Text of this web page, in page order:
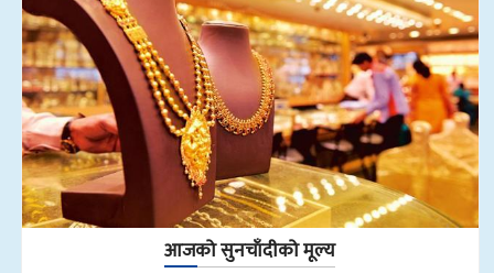
आजको सुनचाँदीको मूल्य